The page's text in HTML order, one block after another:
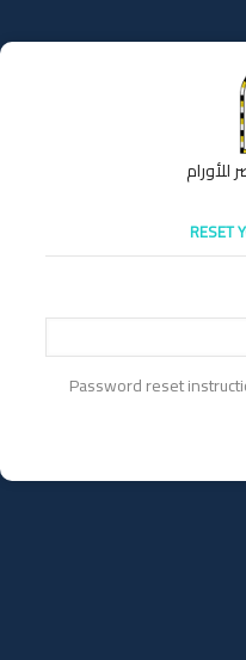
RESET
Password reset